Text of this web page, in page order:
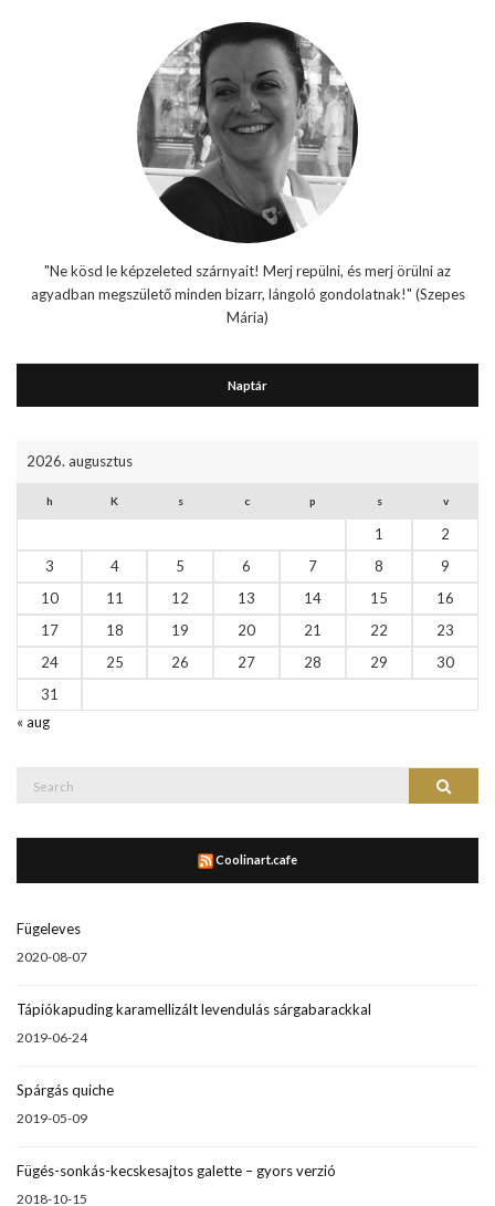
"Ne kösd le képzeleted szárnyait! Merj repülni, és merj örülni az
agyadban megszülető minden bizarr, lángoló gondolatnak!" (Szepes
Mária)
Naptár
2026. augusztus
h K s c p s v
1
2
3
4 5 6 7 8
9
10
11 12 13 14 15
16
17
18 19 20 21 22
23
24
25 26 27 28 29
30
31
« aug
Search
Coolinart.cafe
Fügeleves
2020-08-07
Tápiókapuding karamellizált levendulás sárgabarackkal
2019-06-24
Spárgás quiche
2019-05-09
Fügés-sonkás-kecskesajtos galette – gyors verzió
2018-10-15